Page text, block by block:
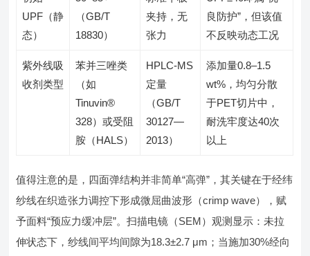
UPF（静
态）
（GB/T
18830）
夹持，无
张力
良防护”，但该值
不反映动态工况
紫外线吸
收剂类型
苯并三唑类
（如
Tinuvin®
328）或受阻
胺（HALS）
HPLC-MS
定量
（GB/T
30127—
2013）
添加量0.8–1.5
wt%，均匀分散
于PET切片中，
耐洗牢度达40次
以上
值得注意的是，四面弹结构并非简单“高弹”，其关键在于经纬
纱线在织造张力调控下形成微屈曲波形（crimp wave），赋
予面料“预应力缓冲层”。扫描电镜（SEM）观测显示：未拉
伸状态下，纱线间平均间隙为18.3±2.7 μm；当施加30%经向